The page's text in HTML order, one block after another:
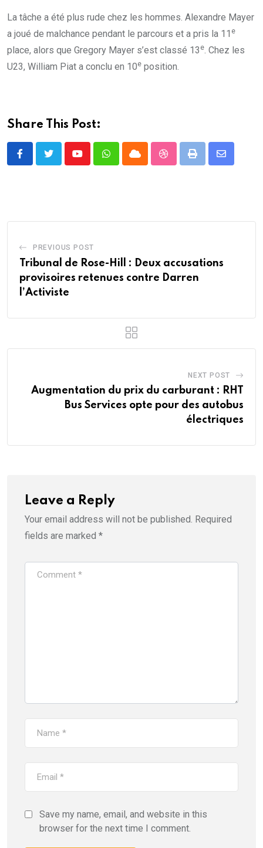
La tâche a été plus rude chez les hommes. Alexandre Mayer
a joué de malchance pendant le parcours et a pris la 11 e
place, alors que Gregory Mayer s’est classé 13 e . Chez les
U23, William Piat a conclu en 10e position.
Share This Post:
YoutubeWhatsappCloud StumbleUpon
Print
Share
PREVIOUS POST
Tribunal de Rose-Hill : Deux accusations
provisoires retenues contre Darren
l’Activiste
NEXT POST
Augmentation du prix du carburant : RHT
Bus Services opte pour des autobus
électriques
Leave a Reply
Your email address will not be published. Required
fields are marked *
Save my name, email, and website in this
browser for the next time I comment.